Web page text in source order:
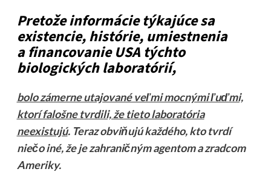
Pretože informácie týkajúce sa
existencie, histórie, umiestnenia
a financovanie USA týchto
biologických laboratórií,
bolo zámerne utajované veľmi mocnými ľuďmi,
ktorí falošne tvrdili, že tieto laboratória
neexistujú. Teraz obviňujú každého, kto tvrdí
niečo iné, že je zahraničným agentom a zradcom
Ameriky.